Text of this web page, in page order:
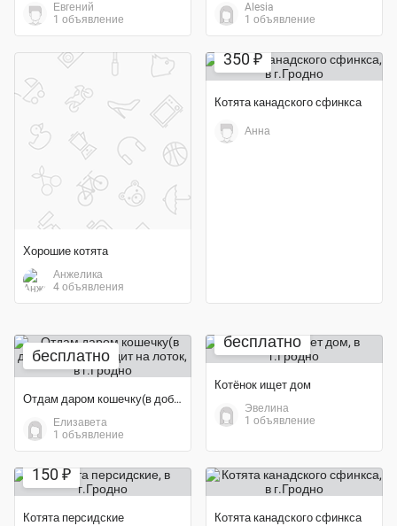
Евгений
1 объявление
Alesia
1 объявление
Хорошие котята
Анжелика
4 объявления
350 ₽
Котята канадского сфинкса
Анна
бесплатно
Отдам даром кошечку(в добрые руки), ходит на лоток
Елизавета
1 объявление
бесплатно
Котёнок ищет дом
Эвелина
1 объявление
150 ₽
Котята персидские Котята канадского сфинкса